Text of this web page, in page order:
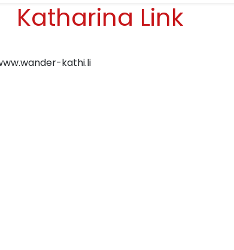
Katharina Link
kathi.li